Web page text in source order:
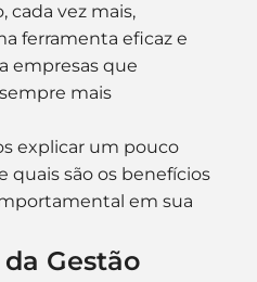
cada vez mais,
ferramenta eficaz e
empresas que
mais
explicar um pouco
quais são os benefícios
em sua
Gestão